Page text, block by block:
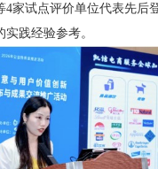
4家试点评价单位代表先
践经验参考。